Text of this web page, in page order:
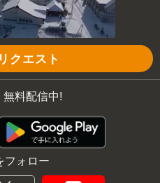
キャンセル
クエスト
無料配信中!
フォロー